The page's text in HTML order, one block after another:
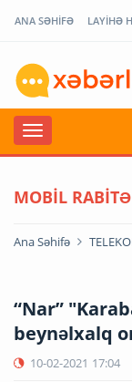
ANA SƏHİFƏ LAYİHƏ
MOBİL RABİTƏ
Ana Səhifə
“Nar”
beynəlxalq
10-02-2021 17:04